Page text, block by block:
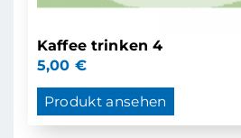
Kaffee trinken 4
5,00 €
Produkt ansehen